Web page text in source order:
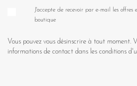
J'accepte de recevoir par e-mail les offres
boutique
Vous pouvez vous désinscrire à tout moment.
informations de contact dans les conditions